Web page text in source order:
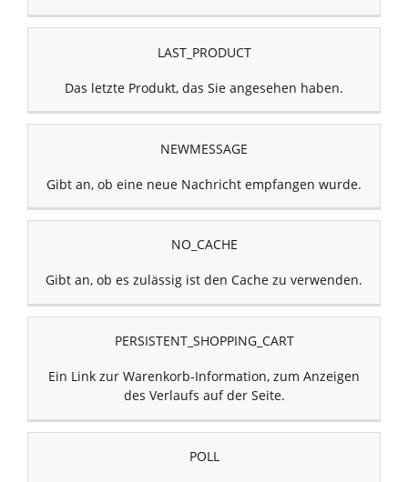
LAST_PRODUCT
Das letzte Produkt, das Sie angesehen haben.
NEWMESSAGE
Gibt an, ob eine neue Nachricht empfangen wurde.
NO_CACHE
Gibt an, ob es zulässig ist den Cache zu verwenden.
PERSISTENT_SHOPPING_CART
Ein Link zur Warenkorb-Information, zum Anzeigen
des Verlaufs auf der Seite.
POLL